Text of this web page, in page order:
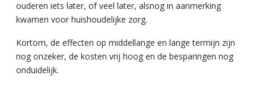
ouderen iets later, of veel later, alsnog in aanmerking
kwamen voor huishoudelijke zorg.
Kortom, de effecten op middellange en lange termijn zijn
nog onzeker, de kosten vrij hoog en de besparingen nog
onduidelijk.